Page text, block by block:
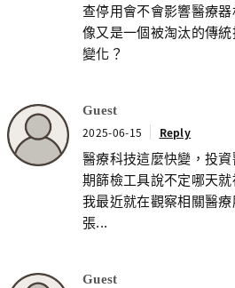
查停用會不會影響醫療
像又是一個被淘汰的傳
變化？
Guest
2025-06-15 Reply
醫療科技這麼快變，投
期篩檢工具說不定哪天
我最近就在觀察相關醫
張...
Guest